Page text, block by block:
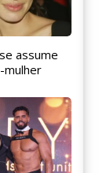
assume
mulher